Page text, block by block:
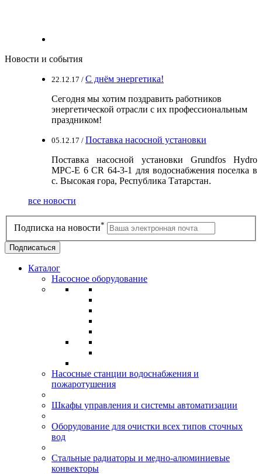
Новости и события
22.12.17 / С днём энергетика!
Сегодня мы хотим поздравить работников
энергетической отрасли с их профессиональным
праздником!
05.12.17 / Поставка насосной установки
Поставка насосной установки Grundfos Hydro
MPC-E 6 CR 64-3-1 для водоснабжения поселка в
с. Высокая гора, Республика Татарстан.
все новости
Подписка на новости*
Каталог
Насосное оборудование
Насосные станции водоснабжения и
пожаротушения
Шкафы управления и системы автоматизации
Оборудование для очистки всех типов сточных
вод
Стальные радиаторы и медно-алюминиевые
конвекторы